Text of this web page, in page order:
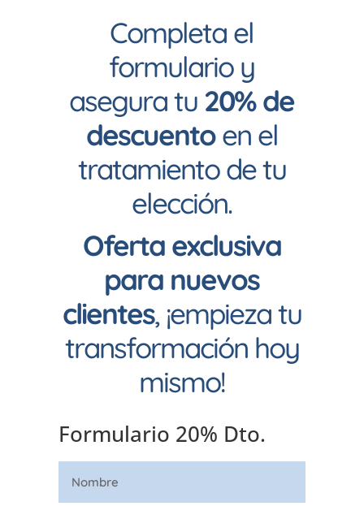
Completa el
formulario y
asegura tu 20% de
descuentoen el
tratamiento de tu
elección.
Oferta exclusiva
para nuevos
clientes, ¡empieza tu
transformación hoy
mismo!
Formulario 20% Dto.